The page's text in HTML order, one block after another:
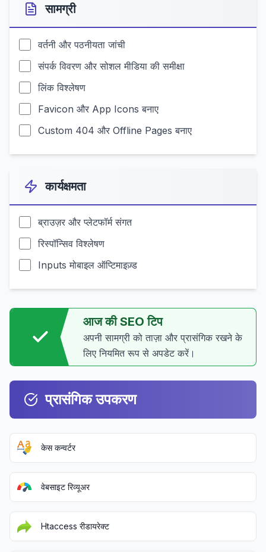
सामग्री
वर्तनी और पठनीयता जांची
संपर्क विवरण और सोशल मीडिया की समीक्षा
लिंक विश्लेषण
Favicon और App Icons बनाए
Custom 404 और Offline Pages बनाए
कार्यक्षमता
ब्राउज़र और प्लेटफॉर्म संगत
रिस्पॉन्सिव विश्लेषण
Inputs मोबाइल ऑप्टिमाइज़्ड
आज की SEO टिप
अपनी सामग्री को ताज़ा और प्रासंगिक रखने के
लिए नियमित रूप से अपडेट करें।
प्रासंगिक उपकरण
केस कन्वर्टर
वेबसाइट रिव्यूअर
Htaccess रीडायरेक्ट